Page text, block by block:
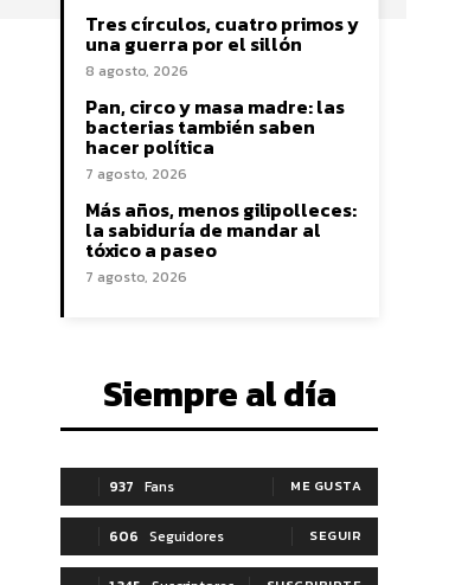
Tres círculos, cuatro primos y
una guerra por el sillón
8 agosto, 2026
Pan, circo y masa madre: las
bacterias también saben
hacer política
7 agosto, 2026
Más años, menos gilipolleces:
la sabiduría de mandar al
tóxico a paseo
7 agosto, 2026
Siempre al día
937 Fans ME GUSTA
606 Seguidores SEGUIR